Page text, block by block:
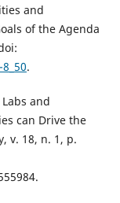
and
of the Agenda
.
Labs and
can Drive the
v. 18, n. 1, p.